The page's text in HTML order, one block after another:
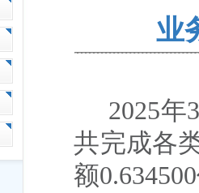
业
2025年
共完成各
额0.634500